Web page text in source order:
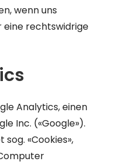
wenn uns
rechtswidrige
Analytics, einen
Inc. («Google»).
«Cookies»,